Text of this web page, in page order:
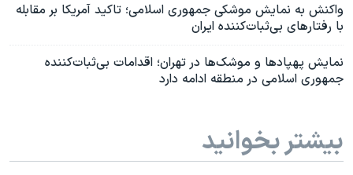
واکنش به نمایش موشکی جمهوری اسلامی؛ تاکید آمریکا بر مقابله
با رفتارهای بی‌ثبات‌کننده ایران
نمایش پهپادها و موشک‌‌ها در تهران؛ اقدامات بی‌ثبات‌کننده
جمهوری اسلامی در منطقه ادامه دارد
بیشتر بخوانید